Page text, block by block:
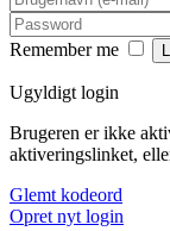
Remember me
Ugyldigt login
Brugeren er ikke
aktiveringslinket,
Glemt kodeord
Opret nyt login